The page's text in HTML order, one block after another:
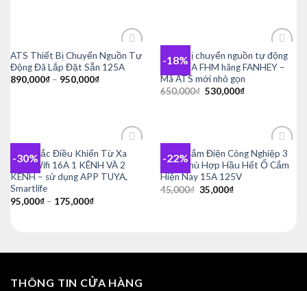
180,000₫.
155,000₫.
Add to
wishlist
ATS Thiết Bị Chuyển Nguồn Tự
Động Đã Lắp Đặt Sẵn 125A
890,000₫– 950,000₫
-18%
Add to
wishlist
Thiết bị chuyển nguồn tự động
ATS 63A FHM hãng FANHEY –
Mã ATS mới nhỏ gọn
650,000₫ Giá
530,000₫Giá
530,000₫.
-30%
Add to
wishlist
Công Tắc Điều Khiển Từ Xa
Bằng Wifi 16A 1 KÊNH VÀ 2
KÊNH – sử dụng APP TUYA,
Smartlife
95,000₫– 175,000₫
-22%
Add to
wishlist
Phích Cắm Điện Công Nghiệp 3
Chân Phù Hợp Hầu Hết Ổ Cắm
Hiện Nay 15A 125V
45,000₫ Giá
gốc
35,000₫Giá
THÔNG TIN CỬA HÀNG